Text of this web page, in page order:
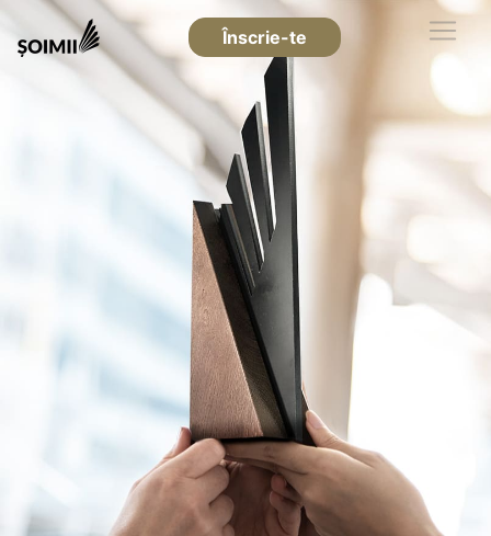
Înscrie-te